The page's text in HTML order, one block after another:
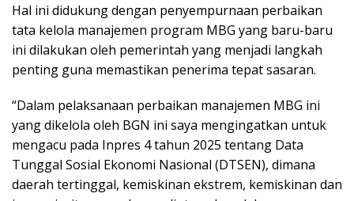
Hal ini didukung dengan penyempurnaan perbaikan
tata kelola manajemen program MBG yang baru-baru
ini dilakukan oleh pemerintah yang menjadi langkah
penting guna memastikan penerima tepat sasaran.
“Dalam pelaksanaan perbaikan manajemen MBG ini
yang dikelola oleh BGN ini saya mengingatkan untuk
mengacu pada Inpres 4 tahun 2025 tentang Data
Tunggal Sosial Ekonomi Nasional (DTSEN), dimana
daerah tertinggal, kemiskinan ekstrem, kemiskinan dan